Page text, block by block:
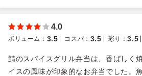
4.0
ボリューム ： 3.5 コスパ ： 3.5 彩り ：3.5
鯖のスパイスグリル弁当は、香ばしく
イスの風味が印象的なお弁当でした。